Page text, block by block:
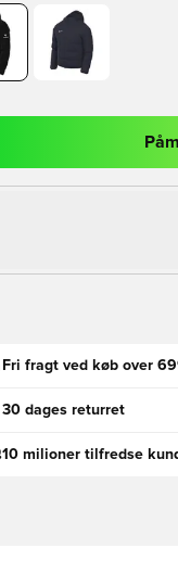
Fri fragt ved køb over
30 dages returret
10 milioner tilfredse